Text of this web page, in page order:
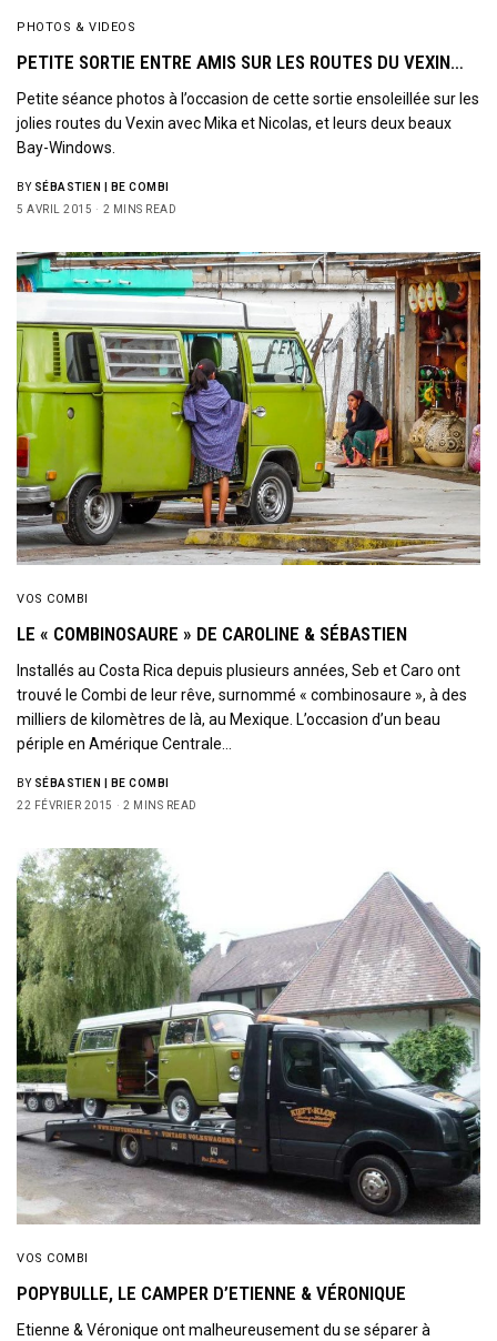
PHOTOS & VIDEOS
PETITE SORTIE ENTRE AMIS SUR LES ROUTES DU VEXIN…
Petite séance photos à l’occasion de cette sortie ensoleillée sur les
jolies routes du Vexin avec Mika et Nicolas, et leurs deux beaux
Bay-Windows.
BY SÉBASTIEN | BE COMBI
5 AVRIL 2015
2 MINS READ
VOS COMBI
LE « COMBINOSAURE » DE CAROLINE & SÉBASTIEN
Installés au Costa Rica depuis plusieurs années, Seb et Caro ont
trouvé le Combi de leur rêve, surnommé « combinosaure », à des
milliers de kilomètres de là, au Mexique. L’occasion d’un beau
périple en Amérique Centrale…
BY SÉBASTIEN | BE COMBI
22 FÉVRIER 2015
2 MINS READ
VOS COMBI
POPYBULLE, LE CAMPER D’ETIENNE & VÉRONIQUE
Etienne & Véronique ont malheureusement du se séparer à